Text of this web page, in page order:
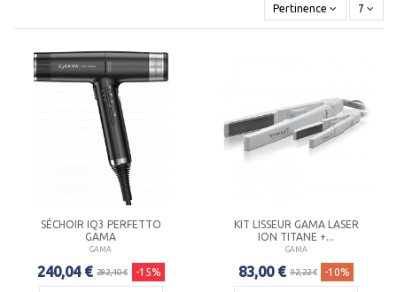
a encore révolutionné le marché
en brevetant et commercialisant "IHT", la technologie
Les appareilsGAMA
éclatants après un seul passage.
Pertinence 7
SÉCHOIR IQ3 PERFETTO
GAMA
GAMA
240,04 € 282,40 € -15%
KIT LISSEUR GAMA LASER
ION TITANE +...
GAMA
83,00 € 92,22 € -10%